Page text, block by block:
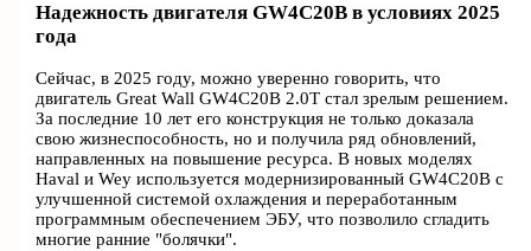
Надежность двигателя GW4C20B в условиях 2025
года
Сейчас, в 2025 году, можно уверенно говорить, что
двигатель Great Wall GW4C20B 2.0T стал зрелым решением.
За последние 10 лет его конструкция не только доказала
свою жизнеспособность, но и получила ряд обновлений,
направленных на повышение ресурса. В новых моделях
Haval и Wey используется модернизированный GW4C20B с
улучшенной системой охлаждения и переработанным
программным обеспечением ЭБУ, что позволило сгладить
многие ранние "болячки".